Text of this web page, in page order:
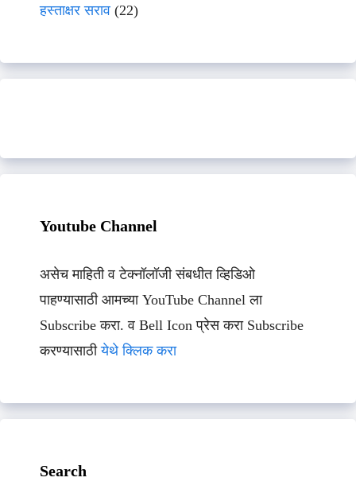
हस्ताक्षर सराव (22)
Youtube Channel
असेच माहिती व टेक्नॉलॉजी संबधीत व्हिडिओ
पाहण्यासाठी आमच्या YouTube Channel ला
Subscribe करा. व Bell Icon प्रेस करा Subscribe
करण्यासाठीयेथे क्लिक करा
Search